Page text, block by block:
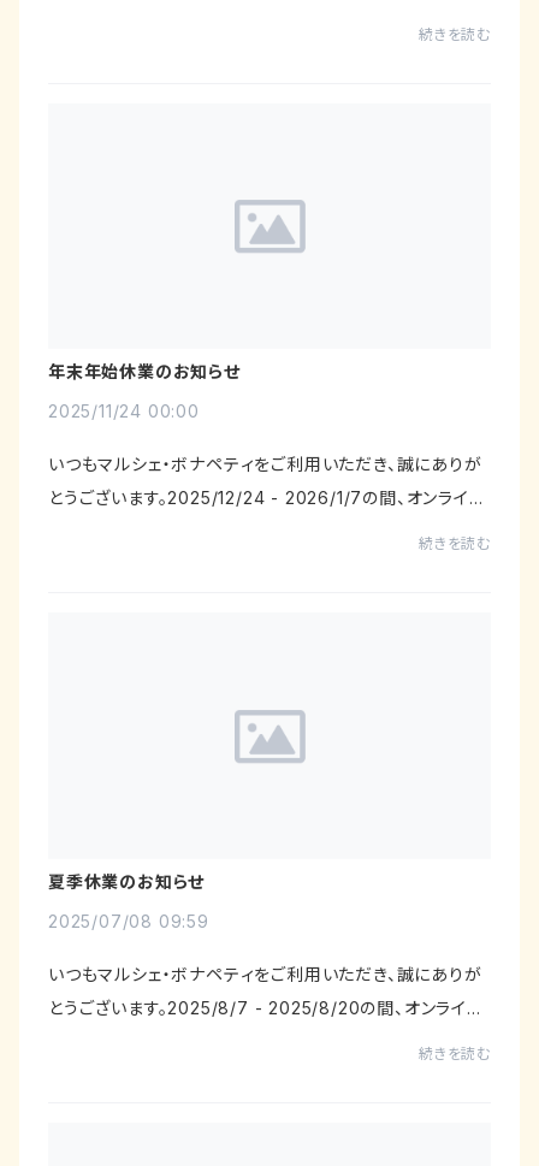
続きを読む
年末年始休業のお知らせ
2025/11/24 00:00
いつもマルシェ・ボナペティをご利用いただき、誠にありが
とうございます。2025/12/24 - 2026/1/7の間、オンライン
続きを読む
夏季休業のお知らせ
2025/07/08 09:59
いつもマルシェ・ボナペティをご利用いただき、誠にありが
とうございます。2025/8/7 - 2025/8/20の間、オンライン
続きを読む